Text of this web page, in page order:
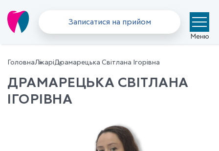
Записатися на прийом
Меню
ГоловнаЛікаріДрамарецька Світлана Ігорівна
ДРАМАРЕЦЬКА СВІТЛАНА
ІГОРІВНА